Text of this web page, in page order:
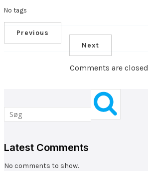
No tags
Previous
Next
Comments are closed
Latest Comments
No comments to show.